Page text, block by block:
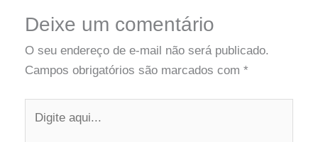
Deixe um comentário
O seu endereço de e-mail não será publicado.
Campos obrigatórios são marcados com *
aqui...